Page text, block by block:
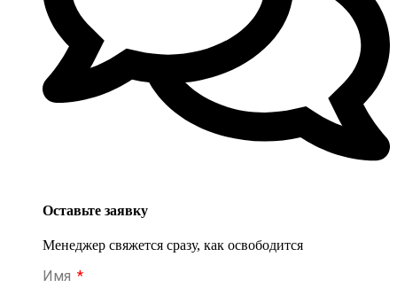
Оставьте заявку
Менеджер свяжется сразу, как освободится
Имя